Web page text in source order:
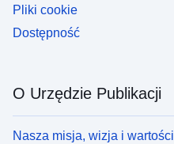
Pliki cookie
Dostępność
O Urzędzie Publikacji
Nasza misja, wizja i wartości